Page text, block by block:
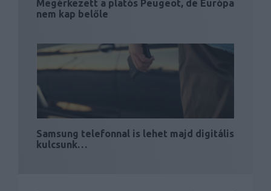
Megérkezett a platós Peugeot, de Európa
nem kap belőle
Samsung telefonnal is lehet majd digitális
kulcsunk…